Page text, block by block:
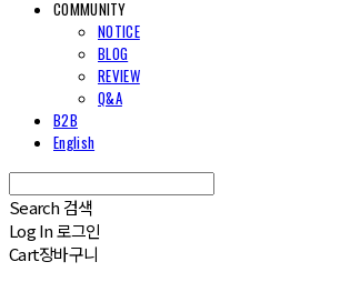
COMMUNITY
NOTICE
BLOG
REVIEW
Q&A
B2B
English
Search 검색
Log In로그인
Cart장바구니